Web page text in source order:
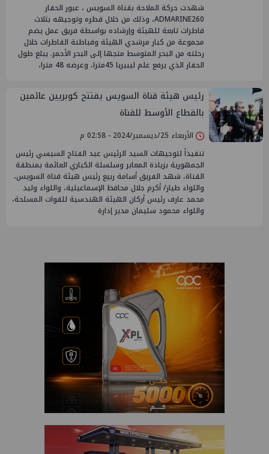
شهدت حركة الملاحة بقناة السويس ، عبور الحفار
ADMARINE260، وذلك من خلال قطره وتوجيهه بثلاث
قاطرات تابعة للهيئة وإرشاده بواسطة فريق عمل يضم
مجموعة من كبار مرشدي الهيئة وقباطنة القاطرات خلال
رحلته من البحر المتوسط متجها إلى البحر الأحمر. يبلغ طول
الحفار الذي يرفع علم ليبيريا 45مترا، وعرضه 48 مترا،
رئيس هيئة قناة السويس يفتتح كوبريين عائمين
بالقطاع الأوسط للقناة
الأربعاء 25/ديسمبر/2024 - 02:58 م
تنفيذاً لتوجيهات السيد الرئيس عبد الفتاح السيسي رئيس
الجمهورية بزيادة المعابر وسلسلة الكباري العائمة بمنطقة
القناة، شهد الفريق أسامة ربيع رئيس هيئة قناة السويس،
واللواء طيار/ أكرم جلال محافظ الإسماعيلية، واللواء وليد
محمد عارف رئيس أركان الهيئة الهندسية للقوات المسلحة،
واللواء محمود سليمان مدير إدارة